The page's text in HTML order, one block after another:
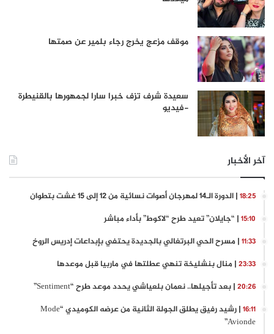
موقف مزعج يخرج رجاء بلمير عن صمتها
سعيدة شرف تزف خبرا سارا لجمهورها بالقنيطرة
-فيديو
آخر الأخبار
18:25 | الدورة الـ14 لمهرجان أصوات نسائية من 12 إلى 15 غشت بتطوان
15:10 | “جايلان” تعيد طرح “لاكوط” بأداء مباشر
11:33 | مسرح الحي البرتغالي بالجديدة يحتفي بإبداعات إدريس الروخ
23:33 | منال بنشليخة تنهي عطلتها في ماربيا قبل موعدها
20:26 | بعد تأجيلها.. نعمان بلعياشي يحدد موعد طرح “Sentiment”
16:11
| رشيد رفيق يطلق الجولة الثانية من عرضه الكوميدي “Mode
Avionde”